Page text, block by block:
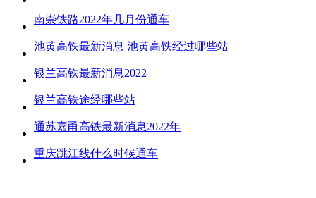
南崇铁路2022年几月份通车
池黄高铁最新消息 池黄高铁经过哪些站
银兰高铁最新消息2022
银兰高铁途经哪些站
通苏嘉甬高铁最新消息2022年
重庆跳江线什么时候通车